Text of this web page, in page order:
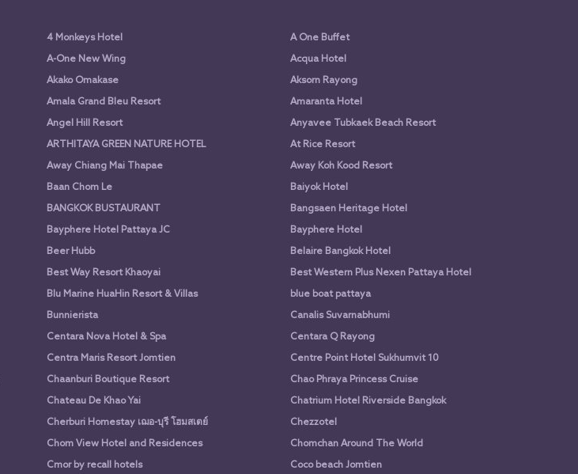
4 Monkeys Hotel
A One Buffet
A-One New Wing
Acqua Hotel
Akako Omakase
Aksorn Rayong
Amala Grand Bleu Resort
Amaranta Hotel
Angel Hill Resort
Anyavee Tubkaek Beach Resort
ARTHITAYA GREEN NATURE HOTEL
At Rice Resort
Away Chiang Mai Thapae
Away Koh Kood Resort
Baan Chom Le
Baiyok Hotel
BANGKOK BUSTAURANT
Bangsaen Heritage Hotel
Bayphere Hotel Pattaya JC
Bayphere Hotel
Beer Hubb
Belaire Bangkok Hotel
Best Way Resort Khaoyai
Best Western Plus Nexen Pattaya Hotel
Blu Marine HuaHin Resort & Villas
blue boat pattaya
Bunnierista
Canalis Suvarnabhumi
Centara Nova Hotel & Spa
Centara Q Rayong
Centra Maris Resort Jomtien
Centre Point Hotel Sukhumvit 10
Chaanburi Boutique Resort
Chao Phraya Princess Cruise
Chateau De Khao Yai
Chatrium Hotel Riverside Bangkok
Cherburi Homestay เฌอ-บุรี โฮมสเตย์
Chezzotel
Chom View Hotel and Residences
Chomchan Around The World
Cmor by recall hotels
Coco beach Jomtien